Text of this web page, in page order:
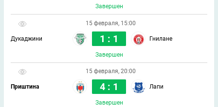
Завершен
15 февраля, 15:00
Дукаджини 1 : 1 Гнилане
Завершен
15 февраля, 20:00
Приштина 4 : 1 Лапи
Завершен